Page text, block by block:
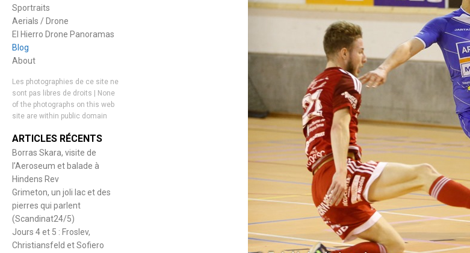
Sportraits
Aerials / Drone
El Hierro Drone Panoramas
Blog
About
Les photographies de ce site ne
sont pas libres de droits | None
of the photographs on this web
site are within public domain
ARTICLES RÉCENTS
Borras Skara, visite de
l’Aeroseum et balade à
Hindens Rev
Grimeton, un joli lac et des
pierres qui parlent
(Scandinat24/5)
Jours 4 et 5 : Froslev,
Christiansfeld et Sofiero